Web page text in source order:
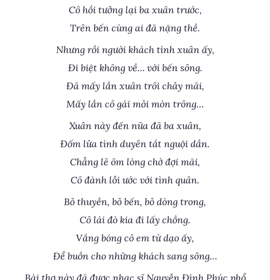
Cô hồi tưởng lại ba xuân trước,
Trên bến cùng ai đã nặng thề.
Nhưng rồi người khách tình xuân ấy,
Đi biệt không về… với bến sông.
Đã mấy lần xuân trôi chảy mãi,
Mấy lần cô gái mỏi mòn trông…
Xuân này đến nữa đã ba xuân,
Đốm lửa tình duyên tắt nguội dần.
Chẳng lẽ ôm lòng chờ đợi mãi,
Cô đành lỗi ước với tình quân.
Bỏ thuyền, bỏ bến, bỏ dòng trong,
Cô lái đò kia đi lấy chồng.
Vắng bóng cô em từ dạo ấy,
Để buồn cho những khách sang sông…
Bài thơ này đã được nhạc sĩ Nguyễn Đình Phúc phổ